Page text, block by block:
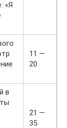
«Я
11 —
20
в
21 —
35